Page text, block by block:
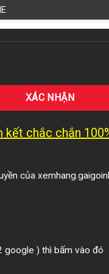
chắc chắn
của
google ) thì bấm vào đó